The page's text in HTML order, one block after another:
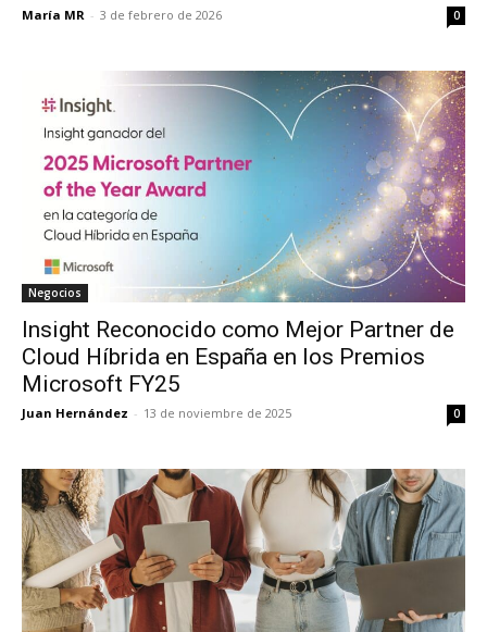
María MR - 3 de febrero de 2026 0
Negocios
Insight Reconocido como Mejor Partner de
Cloud Híbrida en España en los Premios
Microsoft FY25
Juan Hernández - 13 de noviembre de 2025 0